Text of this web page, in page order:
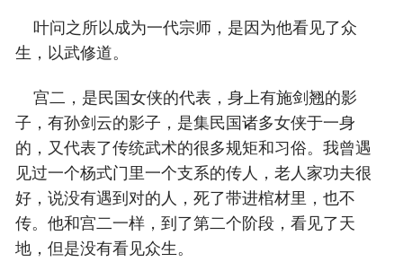
叶问之所以成为一代宗师，是因为他看见了众
生，以武修道。
宫二，是民国女侠的代表，身上有施剑翘的影
子，有孙剑云的影子，是集民国诸多女侠于一身
的，又代表了传统武术的很多规矩和习俗。我曾遇
见过一个杨式门里一个支系的传人，老人家功夫很
好，说没有遇到对的人，死了带进棺材里，也不
传。他和宫二一样，到了第二个阶段，看见了天
地，但是没有看见众生。